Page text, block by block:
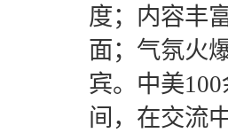
度；内容丰
面；气氛火
宾。中美
间，在交流